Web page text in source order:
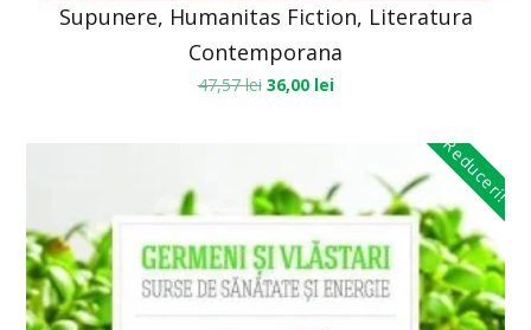
Supunere, Humanitas Fiction, Literatura
Contemporana
47,57lei 36,00 lei
Reduceri!